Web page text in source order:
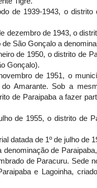
de 1939-1943, o distrito
dezembro de 1943, o
São Gonçalo a
de 1950, o distrito de
Gonçalo).
de 1951, o
Amarante. Sob a
de Paraipaba a fazer
de 1955, o distrito de
datada de 1º de julho de
de
de Paracuru. Sede
e Lagoinha,